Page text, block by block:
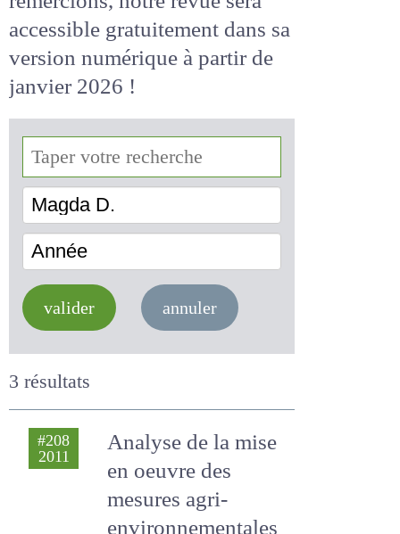
remercions, notre revue sera
accessiblegratuitementdans
sa version numérique
de janvier 2026 !
Magda D.
valider annuler
3 résultats
#208
Analyse de la mise
en oeuvre des
mesures agri-